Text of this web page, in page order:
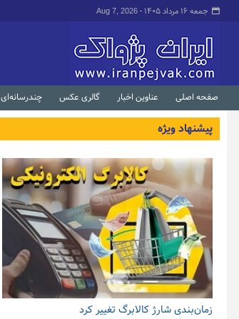
جمعه ۱۶ مرداد ۱۴۰۵ - Aug 7, 2026
صفحه اصلی عناوین اخبار گالری عکس چندرسانه‌ای
پیشنهاد ویژه
زمان‌بندی شارژ کالابرگ تغییر کرد